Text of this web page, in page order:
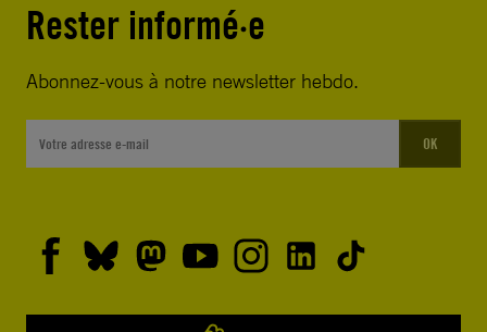
Rester informé·e
Abonnez-vous à notre newsletter hebdo.
OK